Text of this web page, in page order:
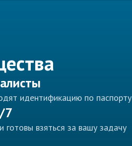
идентификацию по паспорту
7
взяться за вашу задачу